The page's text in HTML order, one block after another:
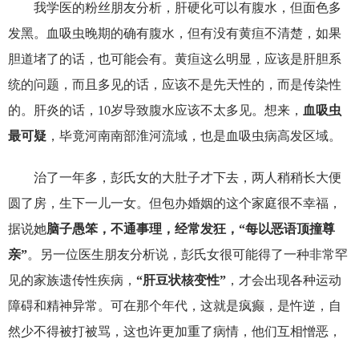
我学医的粉丝朋友分析，肝硬化可以有腹水，但面色多
发黑。血吸虫晚期的确有腹水，但有没有黄疸不清楚，如果
胆道堵了的话，也可能会有。黄疸这么明显，应该是肝胆系
统的问题，而且多见的话，应该不是先天性的，而是传染性
的。肝炎的话，10岁导致腹水应该不太多见。想来， 血吸虫
最可疑 ，毕竟河南南部淮河流域，也是血吸虫病高发区域。
治了一年多，彭氏女的大肚子才下去，两人稍稍长大便
圆了房，生下一儿一女。但包办婚姻的这个家庭很不幸福，
据说她脑子愚笨，不通事理，经常发狂，“每以恶语顶撞尊
亲”。另一位医生朋友分析说，彭氏女很可能得了一种非常罕
见的家族遗传性疾病， “肝豆状核变性” ，才会出现各种运动
障碍和精神异常。可在那个年代，这就是疯癫，是忤逆，自
然少不得被打被骂，这也许更加重了病情，他们互相憎恶，